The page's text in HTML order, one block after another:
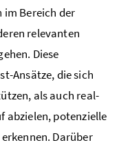
Bereich der
relevanten
Diese
Ansätze, die sich
als auch real-
abzielen, potenzielle
Darüber